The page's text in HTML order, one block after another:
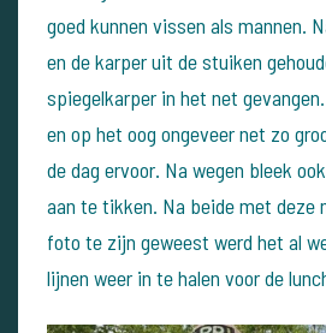
goed kunnen vissen als mannen.
en de karper uit de stuiken
spiegelkarper in het net
en op het oog ongeveer net zo
de dag ervoor. Na wegen bleek
aan te tikken. Na beide met deze
foto te zijn geweest werd het al
lijnen weer in te halen voor de